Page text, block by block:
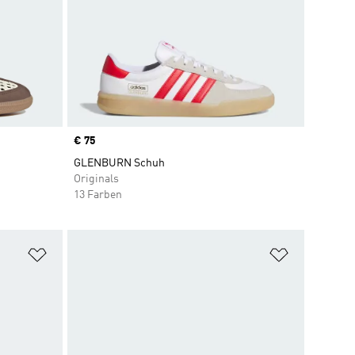
Price
€ 75
GLENBURN Schuh
Originals
13 Farben